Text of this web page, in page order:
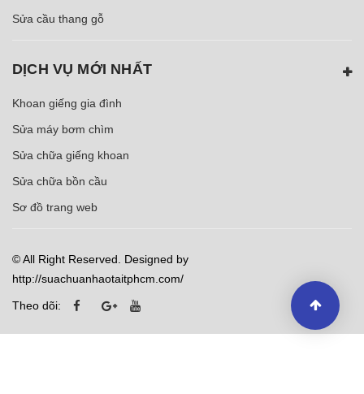
Sửa cầu thang gỗ
DỊCH VỤ MỚI NHẤT
Khoan giếng gia đình
Sửa máy bơm chìm
Sửa chữa giếng khoan
Sửa chữa bồn cầu
Sơ đồ trang web
© All Right Reserved. Designed by
http://suachuanhaotaitphcm.com/
Theo dõi: